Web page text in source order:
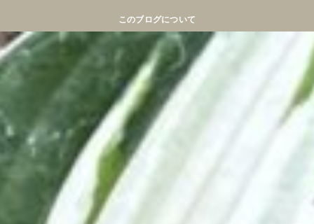
このブログについて